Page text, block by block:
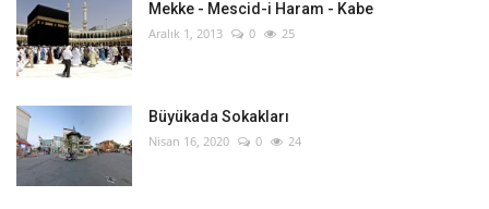
Mekke - Mescid-i Haram - Kabe
Aralık 1, 2013 0 25
Büyükada Sokakları
Nisan 16, 2020 0 24